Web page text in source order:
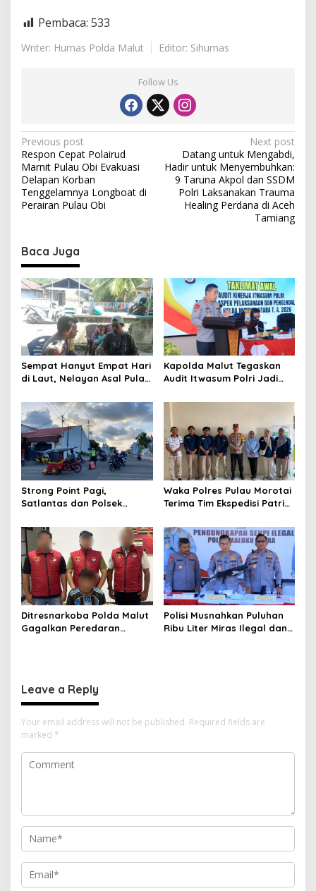
o
Pembaca: 533
Writer: Humas Polda Malut Editor: Sihumas
Follow Us
P
o
s
t
a
v
i
g
a
t
i
o
n
Previous post
Respon Cepat Polairud
Marnit Pulau Obi Evakuasi
Delapan Korban
Tenggelamnya Longboat di
Perairan Pulau Obi
Next post
Datang untuk Mengabdi,
Hadir untuk Menyembuhkan:
9 Taruna Akpol dan SSDM
Polri Laksanakan Trauma
Healing Perdana di Aceh
Tamiang
Baca Juga
Sempat Hanyut Empat Hari
di Laut, Nelayan Asal Pulau
Pantai Tawakali Morotai
Utara
Kapolda Malut Tegaskan
Audit Itwasum Polri Jadi
Akuntabilitas dan Kinerja
Strong Point Pagi,
Satlantas dan Polsek
Hadir Wujudkan Keamanan
serta Keselamatan Berlalu
Lintas
Waka Polres Pulau Morotai
Terima Tim Ekspedisi Patriot
Pengabdian dan Riset di
Wilayah Morotai
Ditresnarkoba Polda Malut
Gagalkan Peredaran
Polisi Musnahkan Puluhan
Ribu Liter Miras Ilegal dan
Leave a Reply
Your email address will not be published. Required fields are
marked *